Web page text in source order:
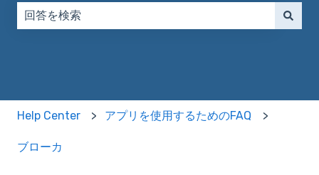
Help Center アプリを使用するためのFAQ
ブローカ